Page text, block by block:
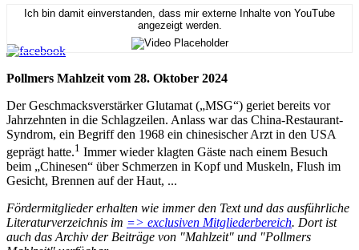
Ich bin damit einverstanden, dass mir externe Inhalte von YouTube
angezeigt werden.
Pollmers Mahlzeit vom 28. Oktober 2024
Der Geschmacksverstärker Glutamat („MSG“) geriet bereits vor
Jahrzehnten in die Schlagzeilen. Anlass war das China-Restaurant-
Syndrom, ein Begriff den 1968 ein chinesischer Arzt in den USA
geprägt hatte.1 Immer wieder klagten Gäste nach einem Besuch
beim „Chinesen“ über Schmerzen in Kopf und Muskeln, Flush im
Gesicht, Brennen auf der Haut, ...
Fördermitglieder erhalten wie immer den Text und das ausführliche
Literaturverzeichnis im => exclusiven Mitgliederbereich. Dort ist
auch das Archiv der Beiträge von "Mahlzeit" und "Pollmers